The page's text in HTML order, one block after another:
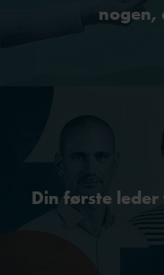
nogen,
Din første